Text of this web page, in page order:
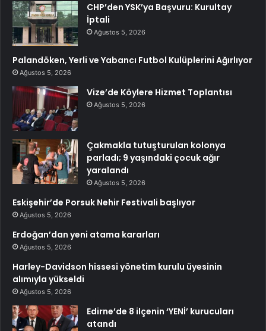
CHP’den YSK’ya Başvuru: Kurultay
İptali
Ağustos 5, 2026
Palandöken, Yerli ve Yabancı Futbol Kulüplerini Ağırlıyor
Ağustos 5, 2026
Vize’de Köylere Hizmet Toplantısı
Ağustos 5, 2026
Çakmakla tutuşturulan kolonya
parladı; 9 yaşındaki çocuk ağır
yaralandı
Ağustos 5, 2026
Eskişehir’de Porsuk Nehir Festivali başlıyor
Ağustos 5, 2026
Erdoğan’dan yeni atama kararları
Ağustos 5, 2026
Harley-Davidson hissesi yönetim kurulu üyesinin
alımıyla yükseldi
Ağustos 5, 2026
Edirne’de 8 ilçenin ‘YENİ’ kurucuları
atandı